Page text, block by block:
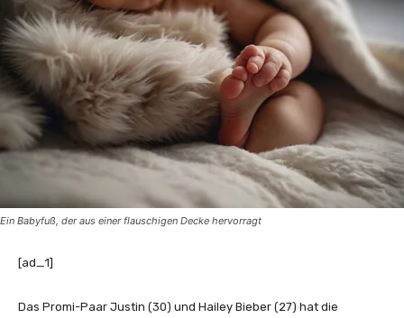
Ein Babyfuß, der aus einer flauschigen Decke hervorragt
[ad_1]
Das Promi-Paar Justin (30) und Hailey Bieber (27) hat die